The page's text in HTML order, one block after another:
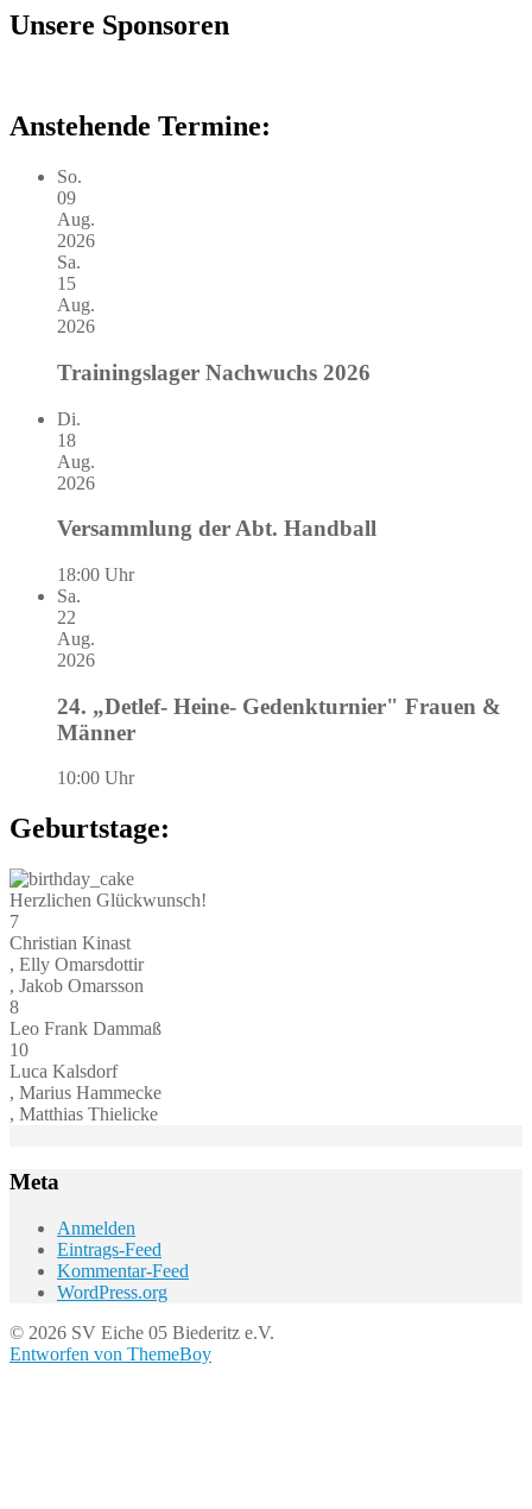
Unsere Sponsoren
Anstehende Termine:
So.
09
Aug.
2026
Sa.
15
Aug.
2026
Trainingslager Nachwuchs 2026
Di.
18
Aug.
2026
Versammlung der Abt. Handball
18:00 Uhr
Sa.
22
Aug.
2026
24. „Detlef- Heine- Gedenkturnier" Frauen &
Männer
10:00 Uhr
Geburtstage:
Herzlichen Glückwunsch!
7
Christian Kinast
, Elly Omarsdottir
, Jakob Omarsson
8
Leo Frank Dammaß
10
Luca Kalsdorf
, Marius Hammecke
, Matthias Thielicke
Meta
Anmelden
Eintrags-Feed
Kommentar-Feed
WordPress.org
© 2026 SV Eiche 05 Biederitz e.V.
Entworfen von ThemeBoy